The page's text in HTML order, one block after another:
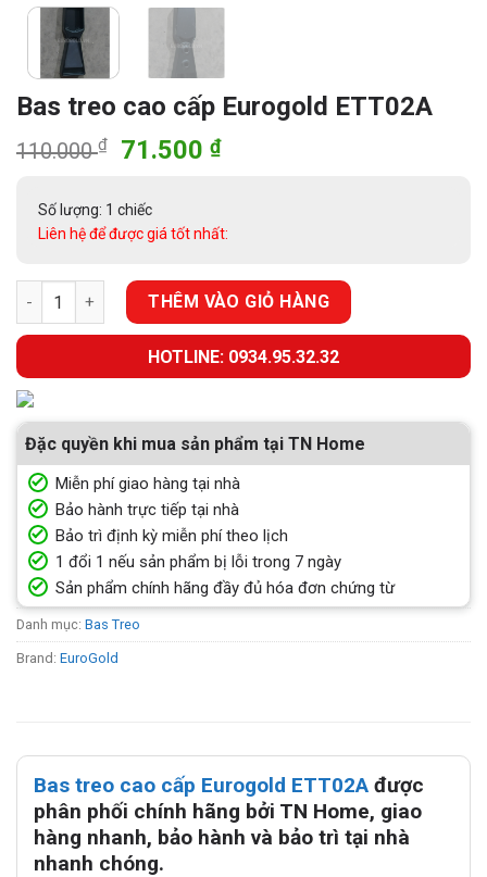
Bas treo cao cấp Eurogold ETT02A
110.000₫
Giá
là:
110.000 ₫.
71.500 ₫Giá
là:
Số lượng: 1 chiếc
Liên hệ để được giá tốt nhất:
Bas treo cao cấp Eurogold ETT02A số lượng
THÊM VÀO GIỎ HÀNG
HOTLINE: 0934.95.32.32
Đặc quyền khi mua sản phẩm tại TN Home
Miễn phí giao hàng tại nhà
Bảo hành trực tiếp tại nhà
Bảo trì định kỳ miễn phí theo lịch
1 đổi 1 nếu sản phẩm bị lỗi trong 7 ngày
Sản phẩm chính hãng đầy đủ hóa đơn chứng từ
Danh mục: Bas Treo
Brand: EuroGold
Bas treo cao cấp Eurogold ETT02A được
phân phối chính hãng bởi TN Home, giao
hàng nhanh, bảo hành và bảo trì tại nhà
nhanh chóng.